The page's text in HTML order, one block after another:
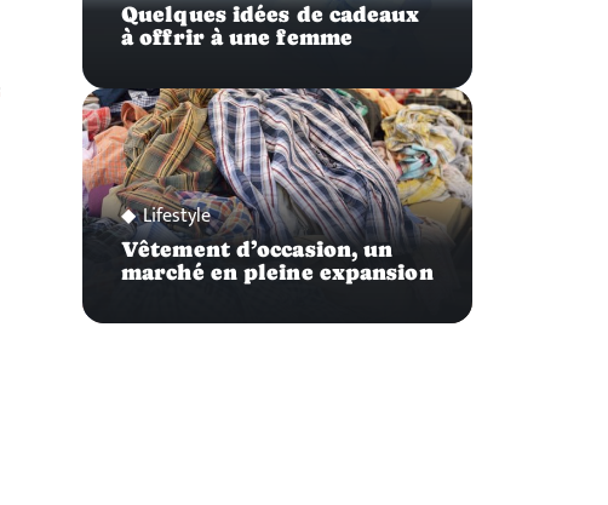
Quelques idées de cadeaux
à offrir à une femme
Lifestyle
Vêtement d’occasion, un
marché en pleine expansion